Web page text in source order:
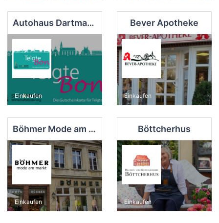
Autohaus Dartmann GmbH
Einkaufen
Bever Apotheke
Einkaufen
Böhmer Mode am Markt
Einkaufen
Böttcherhus
Einkaufen